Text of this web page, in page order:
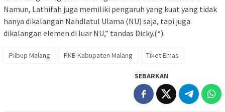
Namun, Lathifah juga memiliki pengaruh yang kuat yang tidak
hanya dikalangan Nahdlatul Ulama (NU) saja, tapi juga
dikalangan elemen di luar NU,” tandas Dicky.(*).
Pilbup Malang PKB Kabupaten Malang Tiket Emas
SEBARKAN